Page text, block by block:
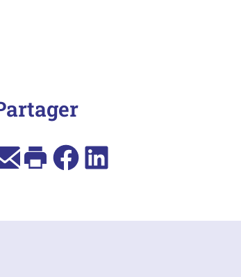
mailImprimerFacebookLinkedIn